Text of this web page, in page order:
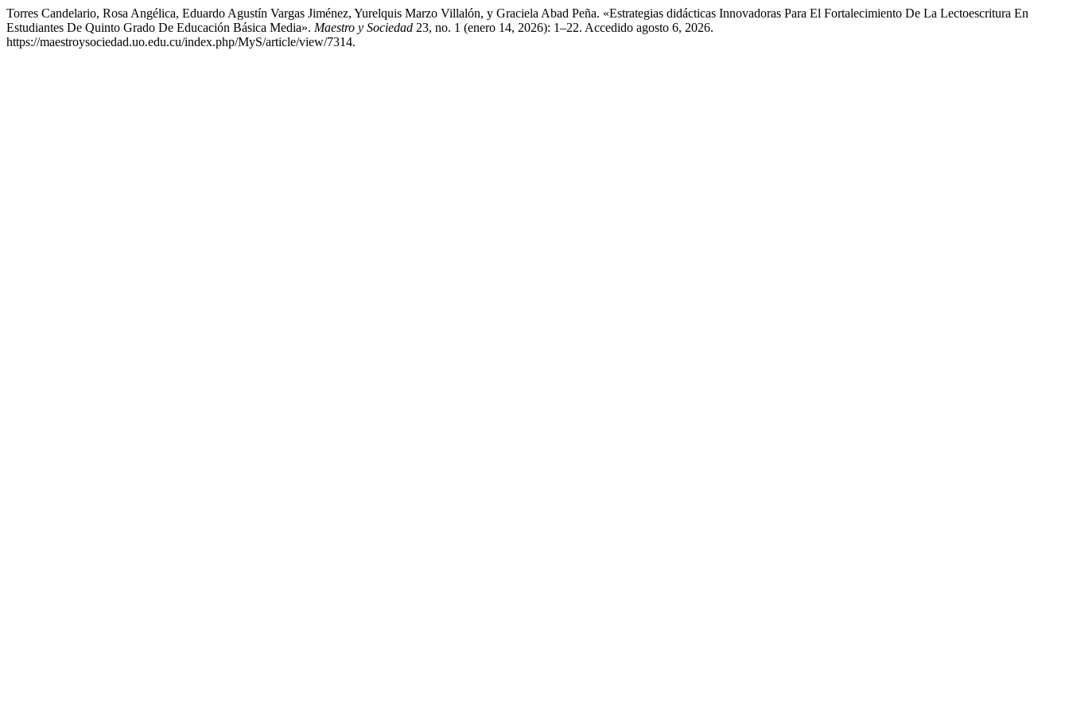
Torres Candelario, Rosa Angélica, Eduardo Agustín Vargas Jiménez, Yurelquis Marzo Villalón, y Graciela Abad Peña. «Estrategias didácticas Innovadoras Para El Fortalecimiento De La Lectoescritura En
Estudiantes De Quinto Grado De Educación Básica Media». Maestro y Sociedad 23, no. 1 (enero 14, 2026): 1–22. Accedido agosto 6, 2026.
https://maestroysociedad.uo.edu.cu/index.php/MyS/article/view/7314.